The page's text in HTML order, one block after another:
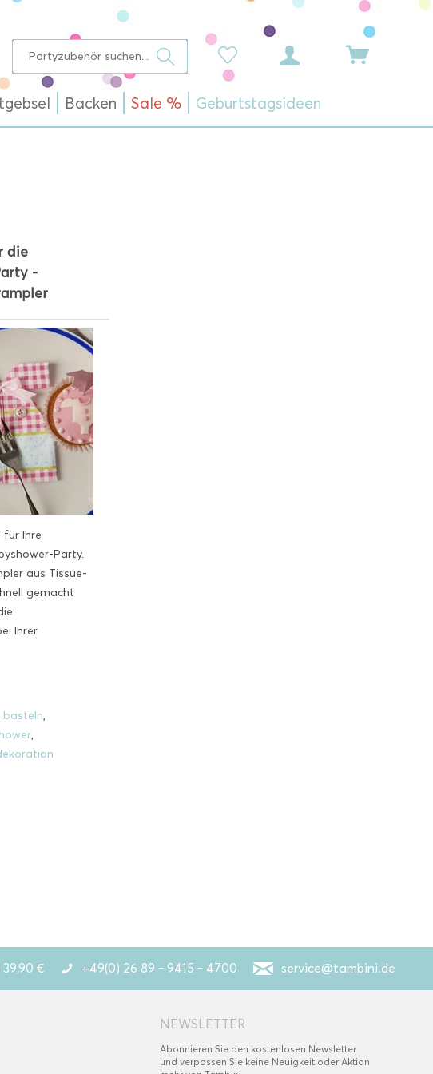
Backen Sale % Geburtstagsideen
die
-
für Ihre
Party.
aus Tissue-
gemacht
Ihrer
basteln,
,
€ +49(0) 26 89 - 9415 - 4700 service@tambini.de
NEWSLETTER
Abonnieren Sie den kostenlosen Newsletter
und verpassen Sie keine Neuigkeit oder Aktion